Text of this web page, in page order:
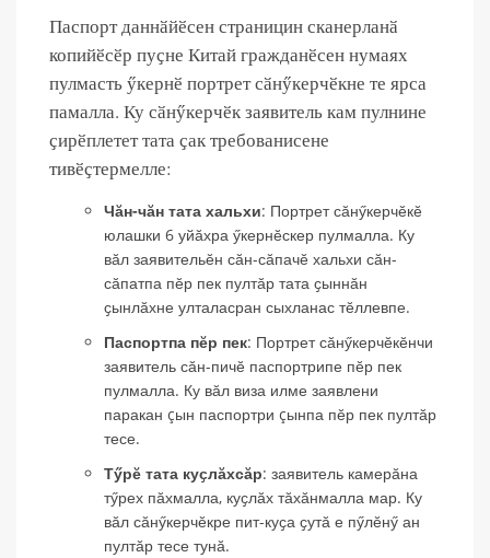
Паспорт даннӑйӗсен страницин сканерланӑ
копийӗсӗр пуҫне Китай гражданӗсен нумаях
пулмасть ӳкернӗ портрет сӑнӳкерчӗкне те ярса
памалла. Ку сӑнӳкерчӗк заявитель кам пулнине
ҫирӗплетет тата ҫак требованисене
тивӗҫтермелле:
Чӑн-чӑн тата хальхи: Портрет сӑнӳкерчӗкӗ
юлашки 6 уйӑхра ӳкернӗскер пулмалла. Ку
вӑл заявительӗн сӑн-сӑпачӗ хальхи сӑн-
сӑпатпа пӗр пек пултӑр тата ҫыннӑн
ҫынлӑхне улталасран сыхланас тӗллевпе.
Паспортпа пӗр пек: Портрет сӑнӳкерчӗкӗнчи
заявитель сӑн-пичӗ паспортрипе пӗр пек
пулмалла. Ку вăл виза илме заявлени
паракан çын паспортри çынпа пĕр пек пултăр
тесе.
Тӳрӗ тата куҫлӑхсӑр: заявитель камерӑна
тӳрех пӑхмалла, куҫлӑх тӑхӑнмалла мар. Ку
вӑл сӑнӳкерчӗкре пит-куҫа ҫутӑ е пӳлӗнӳ ан
пултӑр тесе тунӑ.